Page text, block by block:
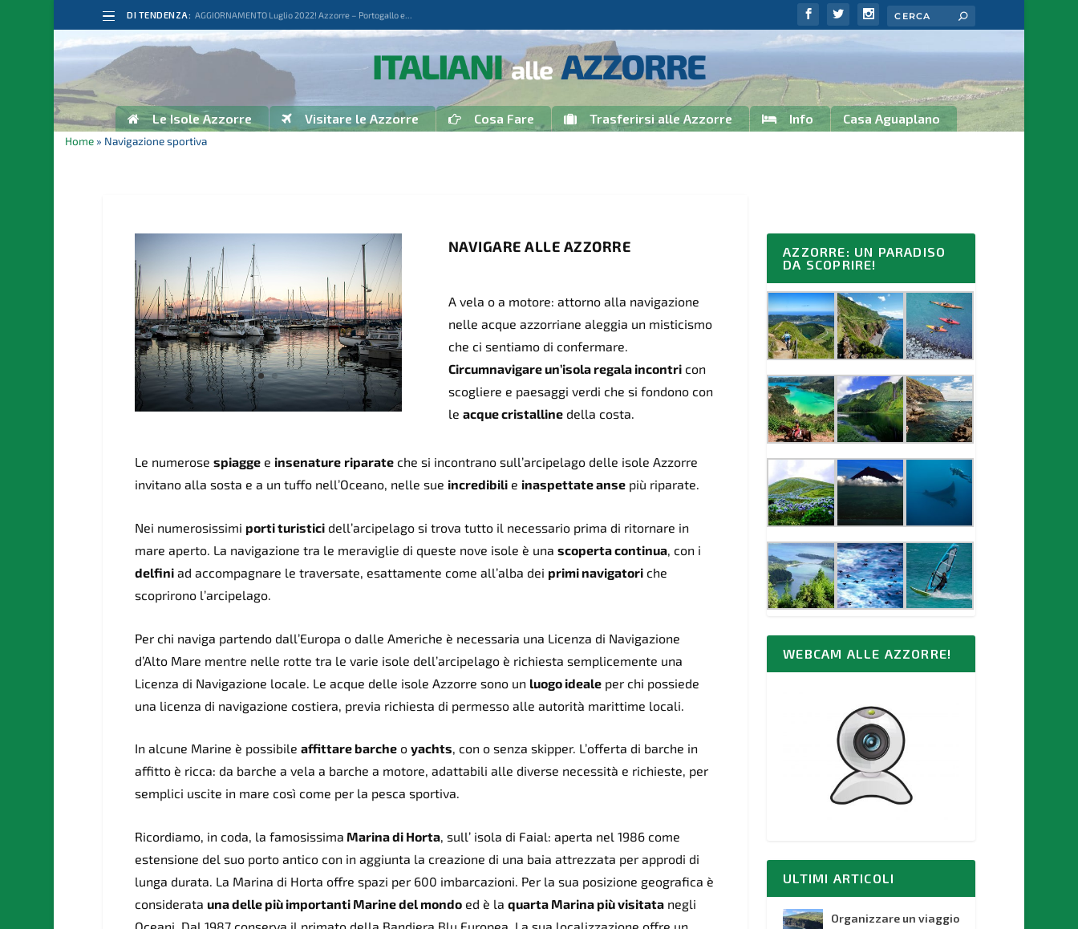
DI TENDENZA: AGGIORNAMENTO Luglio 2022! Azzorre – Portogallo e...
Le Isole Azzorre Visitare le Azzorre Cosa Fare Trasferirsi alle Azzorre Info Casa Aguaplano
Home» Navigazione sportiva
NAVIGARE ALLE AZZORRE
A vela o a motore: attorno alla navigazione
nelle acque azzorriane aleggia un misticismo
che ci sentiamo di confermare.
Circumnavigare un’isola regala incontricon
scogliere e paesaggi verdi che si fondono con
le acque cristallinedella costa.
Le numerose spiaggee insenature riparateche si incontrano sull’arcipelago delle isole Azzorre
invitano alla sosta e a un tuffo nell’Oceano, nelle sue incredibilie inaspettate ansepiù riparate.
Nei numerosissimi porti turisticidell’arcipelago si trova tutto il necessario prima di ritornare in
mare aperto. La navigazione tra le meraviglie di queste nove isole è una scoperta continua, con i
delfiniad accompagnare le traversate, esattamente come all’alba dei primi navigatoriche
scoprirono l’arcipelago.
Per chi naviga partendo dall’Europa o dalle Americhe è necessaria una Licenza di Navigazione
d’Alto Mare mentre nelle rotte tra le varie isole dell’arcipelago è richiesta semplicemente una
Licenza di Navigazione locale. Le acque delle isole Azzorre sono un luogo idealeper chi possiede
una licenza di navigazione costiera, previa richiesta di permesso alle autorità marittime locali.
In alcune Marine è possibile affittare barcheo yachts, con o senza skipper. L’offerta di barche in
affitto è ricca: da barche a vela a barche a motore, adattabili alle diverse necessità e richieste, per
semplici uscite in mare così come per la pesca sportiva.
Ricordiamo, in coda, la famosissima Marina di Horta, sull’ isola di Faial: aperta nel 1986 come
estensione del suo porto antico con in aggiunta la creazione di una baia attrezzata per approdi di
lunga durata. La Marina di Horta offre spazi per 600 imbarcazioni. Per la sua posizione geografica è
considerata una delle più importanti Marine del mondoed è la quarta Marina più visitatanegli
AZZORRE: UN PARADISO
DA SCOPRIRE!
WEBCAM ALLE AZZORRE!
ULTIMI ARTICOLI
Organizzare un viaggio